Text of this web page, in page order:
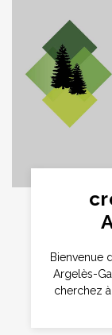
Bienvenue
Argelès-
cherchez